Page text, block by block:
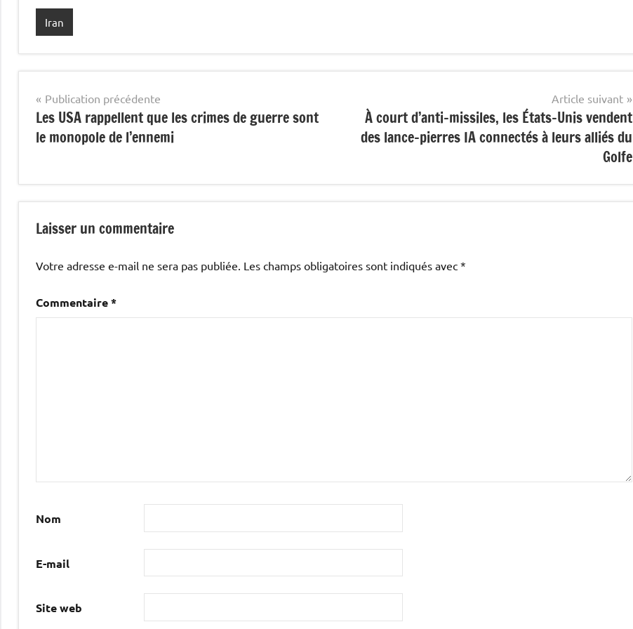
Iran
Navigation
de
l’article
Publication précédente
Les USA rappellent que les crimes de guerre sont
le monopole de l’ennemi
Article suivant
À court d’anti-missiles, les États-Unis vendent
des lance-pierres IA connectés à leurs alliés du
Golfe
Laisser un commentaire
Votre adresse e-mail ne sera pas publiée. Les champs obligatoires sont indiqués avec *
Commentaire*
Nom
E-mail
Site web